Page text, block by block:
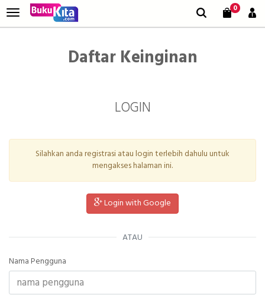
0
Daftar Keinginan
LOGIN
Silahkan anda registrasi atau login terlebih dahulu untuk
mengakses halaman ini.
Login with Google
ATAU
Nama Pengguna